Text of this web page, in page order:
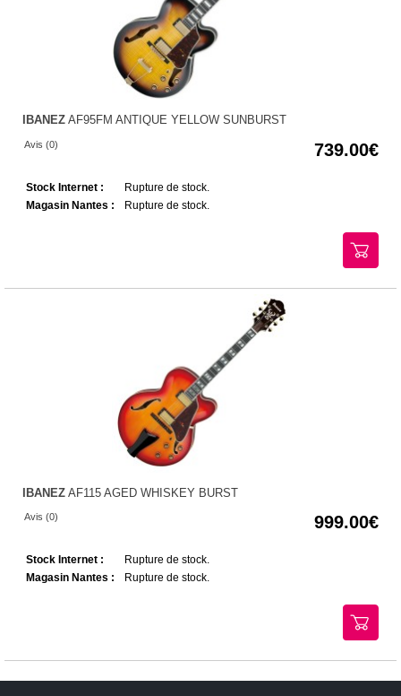
IBANEZ AF95FM ANTIQUE YELLOW SUNBURST
Avis (0) 739.00
Stock Internet :
Rupture de stock.
Magasin Nantes :
Rupture de stock.
IBANEZ AF115 AGED WHISKEY BURST
Avis (0) 999.00
Stock Internet :
Rupture de stock.
Magasin Nantes :
Rupture de stock.